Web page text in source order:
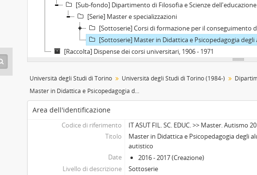
[Sub-fondo] Dipartimento di Filosofia e Scienze dell'educazione
[Serie] Master e specializzazioni
[Sottoserie] Corsi di formazione per il conseguimento
[Sottoserie] Master in Didattica e Psicopedagogia
[Raccolta] Dispense dei corsi universitari, 1906 - 1971
Università degli Studi di Torino Università degli Studi di Torino (1984-)
Master in Didattica e Psicopedagogia degli alunni con disturbi dello spettro autistico
Area dell'identificazione
Codice di riferimento
IT ASUT FIL. SC. EDUC. >> Master. Autismo
Titolo
Master in Didattica e Psicopedagogia degli
autistico
Date
2016 - 2017 (Creazione)
Livello di descrizione
Sottoserie